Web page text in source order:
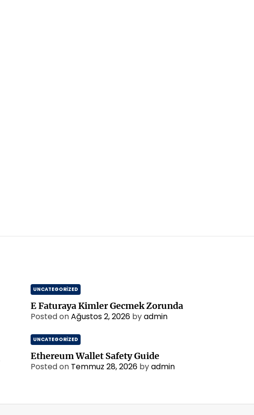
UNCATEGORIZED
E Faturaya Kimler Gecmek Zorunda
Posted onAğustos 2, 2026 byadmin
UNCATEGORIZED
Ethereum Wallet Safety Guide
Posted on Temmuz 28, 2026 byadmin